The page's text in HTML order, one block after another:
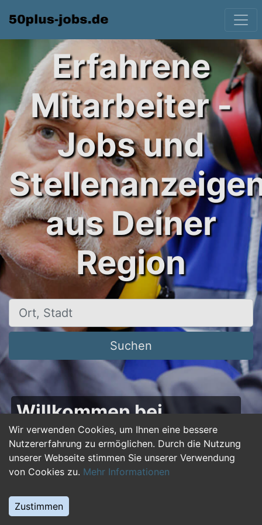
Wir verwenden Cookies, um Ihnen eine bessere
Nutzererfahrung zu ermöglichen. Durch die Nutzung
unserer Webseite stimmen Sie unserer Verwendung
von Cookies zu. Mehr Informationen
Zustimmen
Erfahrene
Mitarbeiter -
Jobs und
aus Deiner
Region
Ort, Stadt
Suchen
Willkommen bei
50plus-jobs.de – Dein
Portal für Jobs ab 50!
Du bist über 50 und suchst nach einer neuen
beruflichen Herausforderung oder einem
Jobwechsel? Auf